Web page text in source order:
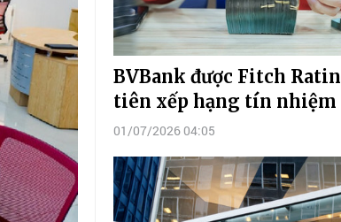
BVBank được Fitch
tiên xếp hạng tín nhiệm
01/07/2026 04:05